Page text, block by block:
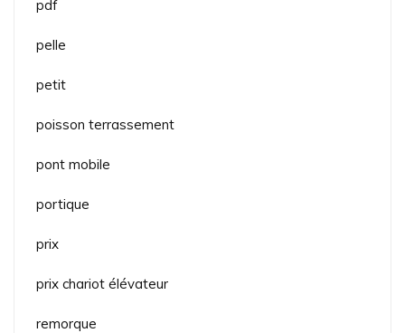
pdf
pelle
petit
poisson terrassement
pont mobile
portique
prix
prix chariot élévateur
remorque